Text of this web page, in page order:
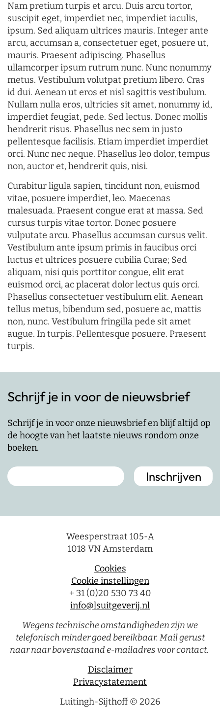
Nam pretium turpis et arcu. Duis arcu tortor,
suscipit eget, imperdiet nec, imperdiet iaculis,
ipsum. Sed aliquam ultrices mauris. Integer ante
arcu, accumsan a, consectetuer eget, posuere ut,
mauris. Praesent adipiscing. Phasellus
ullamcorper ipsum rutrum nunc. Nunc nonummy
metus. Vestibulum volutpat pretium libero. Cras
id dui. Aenean ut eros et nisl sagittis vestibulum.
Nullam nulla eros, ultricies sit amet, nonummy id,
imperdiet feugiat, pede. Sed lectus. Donec mollis
hendrerit risus. Phasellus nec sem in justo
pellentesque facilisis. Etiam imperdiet imperdiet
orci. Nunc nec neque. Phasellus leo dolor, tempus
non, auctor et, hendrerit quis, nisi.
Curabitur ligula sapien, tincidunt non, euismod
vitae, posuere imperdiet, leo. Maecenas
malesuada. Praesent congue erat at massa. Sed
cursus turpis vitae tortor. Donec posuere
vulputate arcu. Phasellus accumsan cursus velit.
Vestibulum ante ipsum primis in faucibus orci
luctus et ultrices posuere cubilia Curae; Sed
aliquam, nisi quis porttitor congue, elit erat
euismod orci, ac placerat dolor lectus quis orci.
Phasellus consectetuer vestibulum elit. Aenean
tellus metus, bibendum sed, posuere ac, mattis
non, nunc. Vestibulum fringilla pede sit amet
augue. In turpis. Pellentesque posuere. Praesent
turpis.
Schrijf je in voor de nieuwsbrief
Schrijf je in voor onze nieuwsbrief en blijf altijd op
de hoogte van het laatste nieuws rondom onze
boeken.
Weesperstraat 105-A
1018 VN Amsterdam
Cookies
Cookie instellingen
+ 31 (0)20 530 73 40
info@lsuitgeverij.nl
Wegens technische omstandigheden zijn we
telefonisch minder goed bereikbaar. Mail gerust
naar naar bovenstaand e-mailadres voor contact.
Disclaimer
Privacystatement
Luitingh-Sijthoff © 2026